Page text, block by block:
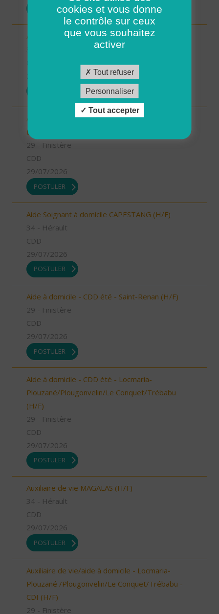
POSTULER
Aide à domicile MAGALAS (H/F)
Aide à domicile - CDD été - Ploudalmézeau,
Lampaul-Ploudalmézeau, St Pabu (H/F)
29 - Finistère
CDD
29/07/2026
POSTULER
Aide Soignant à domicile CAPESTANG (H/F)
34 - Hérault
CDD
29/07/2026
POSTULER
Aide à domicile - CDD été - Saint-Renan (H/F)
29 - Finistère
CDD
29/07/2026
POSTULER
Aide à domicile - CDD été - Locmaria-
Plouzané/Plougonvelin/Le Conquet/Trébabu
(H/F)
29 - Finistère
CDD
29/07/2026
POSTULER
Auxiliaire de vie MAGALAS (H/F)
34 - Hérault
CDD
29/07/2026
POSTULER
Auxiliaire de vie/aide à domicile - Locmaria-
Plouzané /Plougonvelin/Le Conquet/Trébabu -
CDI (H/F)
29 - Finistère
cookies et vous donne
le contrôle sur ceux
que vous souhaitez
activer
Tout refuser
Personnaliser
Tout accepter